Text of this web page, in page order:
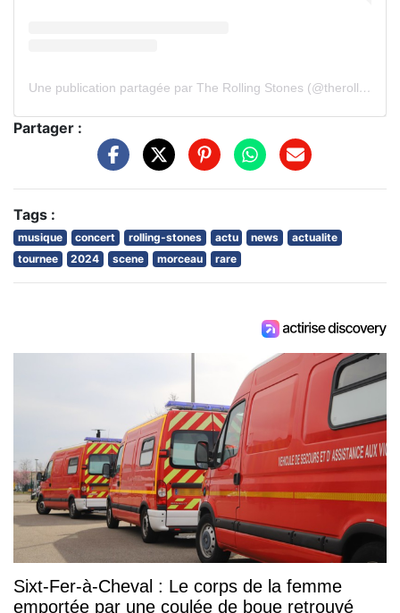
Une publication partagée par The Rolling Stones (@therollingstones)
Partager :
Tags :
musique concert rolling-stones actu news
actualite
tournee
2024 scene morceau rare
Sixt-Fer-à-Cheval : Le corps de la femme
emportée par une coulée de boue retrouvé